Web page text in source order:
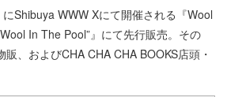
Shibuya WWW Xにて開催される『Wool
In The Pool”』にて先行販売。その
、およびCHA CHA CHA BOOKS店頭・